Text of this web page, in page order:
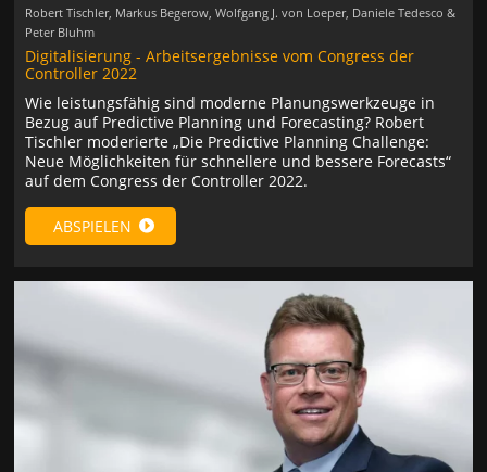
Robert Tischler, Markus Begerow, Wolfgang J. von Loeper, Daniele Tedesco &
Peter Bluhm
Digitalisierung - Arbeitsergebnisse vom Congress der
Controller 2022
Wie leistungsfähig sind moderne Planungswerkzeuge in
Bezug auf Predictive Planning und Forecasting? Robert
Tischler moderierte „Die Predictive Planning Challenge:
Neue Möglichkeiten für schnellere und bessere Forecasts“
auf dem Congress der Controller 2022.
ABSPIELEN